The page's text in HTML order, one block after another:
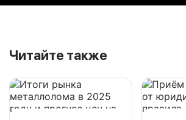
Читайте также